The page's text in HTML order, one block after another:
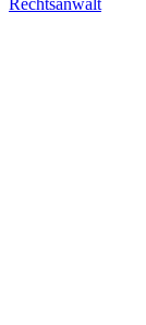
Rechtsanwalt